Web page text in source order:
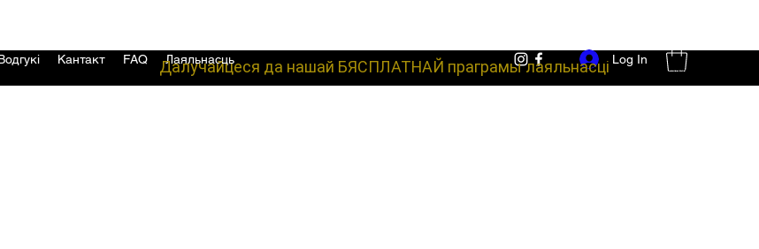
Кантакт FAQ Лаяльнасць Log In
Далучайцеся да нашай БЯСПЛАТНАЙ праграмы лаяльнасці баявое абсталяванне пальчаткі для муай-тай